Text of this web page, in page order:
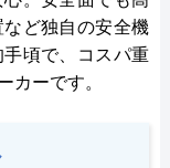
ど独自の安全機
頃で、コスパ重
カーです。